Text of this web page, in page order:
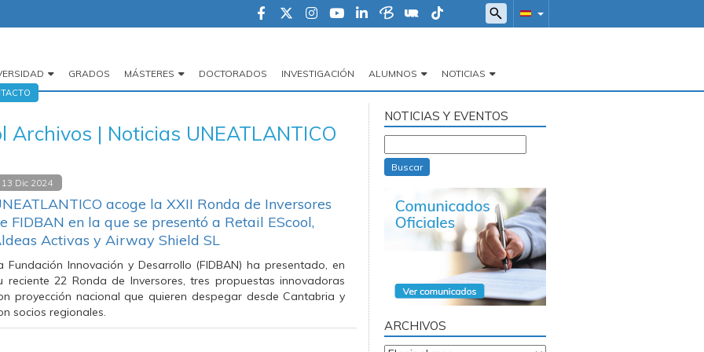
GRADOS MÁSTERES DOCTORADOS INVESTIGACIÓN ALUMNOS NOTICIAS
Archivos | Noticias UNEATLANTICO
13 Dic 2024
acoge la XXII Ronda de Inversores
FIDBAN en la que se presentó a Retail EScool,
Activas y Airway Shield SL
Fundación Innovación y Desarrollo (FIDBAN) ha presentado, en
reciente 22 Ronda de Inversores, tres propuestas innovadoras
proyección nacional que quieren despegar desde Cantabria y
socios regionales.
NOTICIAS Y EVENTOS
Buscar
ARCHIVOS